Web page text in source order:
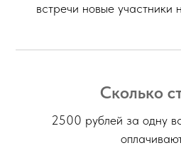
встречи новые участники
Сколько
2500 рублей за одну